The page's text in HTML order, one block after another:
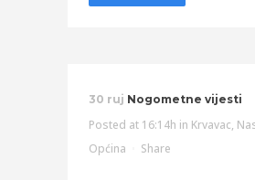
30 ruj Nogometne vijesti
Posted at 16:14h in Krvavac,
Općina
Share